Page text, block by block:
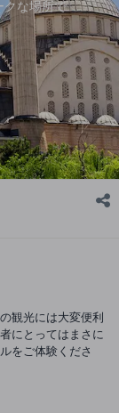
クな場所で
観光には大変便利
にとってはまさに
をご体験くださ